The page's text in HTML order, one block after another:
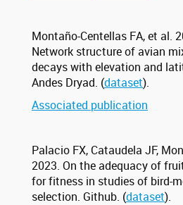
Montaño-Centellas FA, et al.
Network structure of avian
decays with elevation and
Andes Dryad. (dataset).
Associated publication
Palacio FX, Cataudela JF,
2023. On the adequacy of
for fitness in studies of bird-
selection. Github. (dataset).